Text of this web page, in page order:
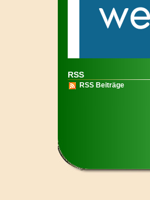
RSS
RSS Beiträge